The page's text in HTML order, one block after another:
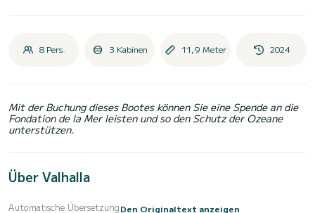
8 Pers. 3 Kabinen 11,9 Meter 2024
Mit der Buchung dieses Bootes können Sie eine Spende an die
Fondation de la Mer leisten und so den Schutz der Ozeane
unterstützen.
Über Valhalla
Automatische ÜbersetzungDen Originaltext anzeigen